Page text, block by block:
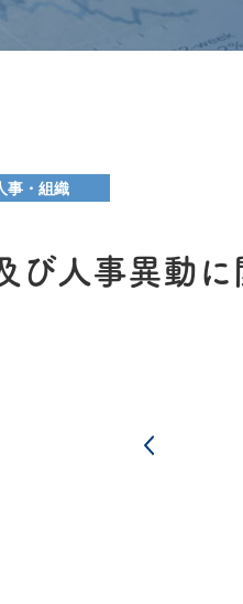
事・組織
び人事異動